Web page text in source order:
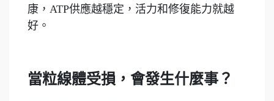
康，ATP供應越穩定，活力和修復能力就越
好。
當粒線體受損，會發生什麼事？